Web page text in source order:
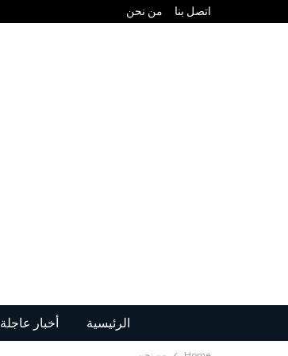
اتصل بنا من نحن
الرئيسية أخبار عاجلة